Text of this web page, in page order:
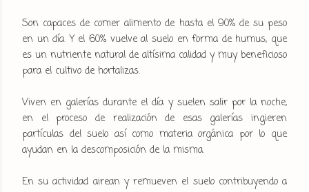
Son capaces de comer alimento de hasta el 90% de su peso
en un día. Y el 60% vuelve al suelo en forma de humus, que
es un nutriente natural de altísima calidad y muy beneficioso
para el cultivo de hortalizas.
Viven en galerías durante el día y suelen salir por la noche,
en el proceso de realización de esas galerías ingieren
partículas del suelo así como materia orgánica por lo que
ayudan en la descomposición de la misma.
En su actividad airean y remueven el suelo contribuyendo a